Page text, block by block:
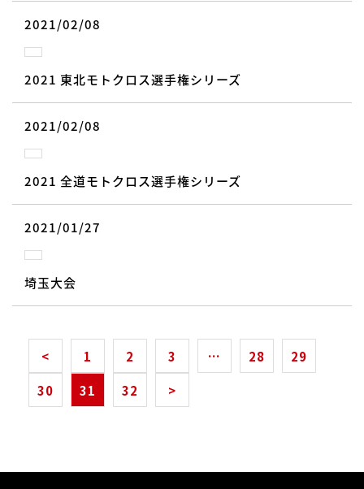
2021/02/08
2021 東北モトクロス選手権シリーズ
2021/02/08
2021 全道モトクロス選手権シリーズ
2021/01/27
埼玉大会
< 1 2 3 … 28
29
30
31 32 >